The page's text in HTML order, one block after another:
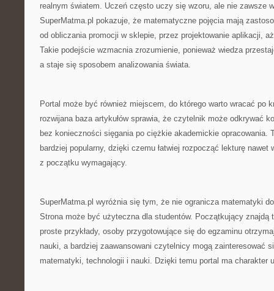
realnym światem. Uczeń często uczy się wzoru, ale nie zawsze
SuperMatma.pl pokazuje, że matematyczne pojęcia mają
od obliczania promocji w sklepie, przez projektowanie aplikacji,
Takie podejście wzmacnia zrozumienie, ponieważ wiedza
a staje się sposobem analizowania świata.
Portal może być również miejscem, do którego warto wracać po
rozwijana baza artykułów sprawia, że czytelnik może odkrywać
bez konieczności sięgania po ciężkie akademickie opracowania.
bardziej popularny, dzięki czemu łatwiej rozpocząć lekturę nawet
z początku wymagający.
SuperMatma.pl wyróżnia się tym, że nie ogranicza matematyki
Strona może być użyteczna dla studentów. Początkujący znajdą
proste przykłady, osoby przygotowujące się do egzaminu
nauki, a bardziej zaawansowani czytelnicy mogą zainteresować
matematyki, technologii i nauki. Dzięki temu portal ma charakter